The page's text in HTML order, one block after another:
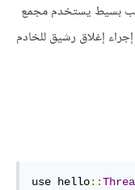
ويب بسيط يستخدم مجمع
إغلاق رشيق للخادم
use hello::